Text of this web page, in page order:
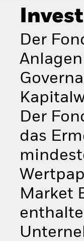
Der
Der
das
Market